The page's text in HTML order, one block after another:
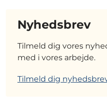
Nyhedsbrev
Tilmeld dig vores
med i vores arbejde.
Tilmeld dig